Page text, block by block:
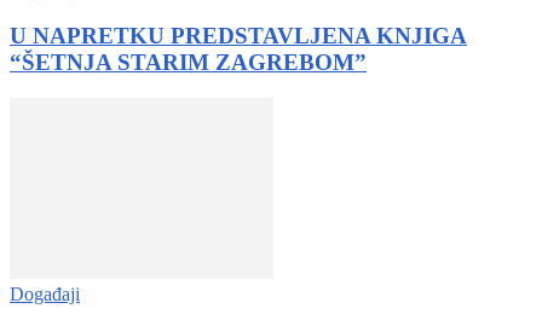
U NAPRETKU PREDSTAVLJENA KNJIGA
“ŠETNJA STARIM ZAGREBOM”
Događaji